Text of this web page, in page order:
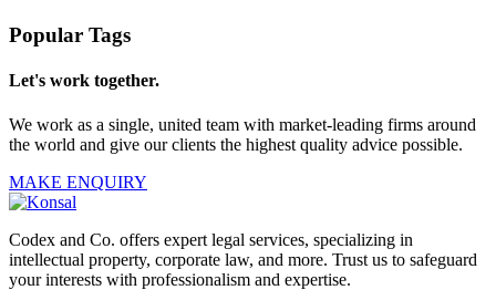
Popular Tags
Let's work together.
We work as a single, united team with market-leading firms around
the world and give our clients the highest quality advice possible.
MAKE ENQUIRY
Codex and Co. offers expert legal services, specializing in
intellectual property, corporate law, and more. Trust us to safeguard
your interests with professionalism and expertise.